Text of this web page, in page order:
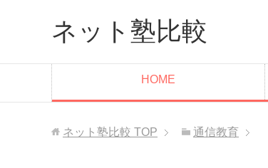
ネット塾比較
HOME
ネット塾比較 TOP 通信教育